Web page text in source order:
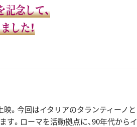
記念して、
した！
。今回はイタリアのタランティーノと
す。ローマを活動拠点に、90年代からイ